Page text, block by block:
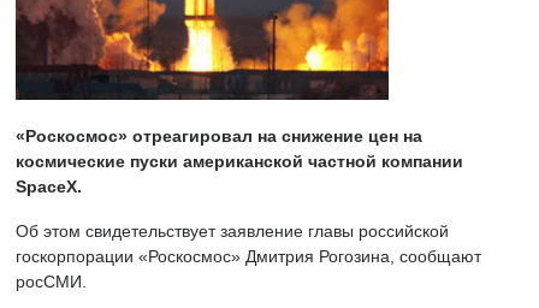
«Роскосмос» отреагировал на снижение цен на
космические пуски американской частной компании
SpaceX.
Об этом свидетельствует заявление главы российской
госкорпорации «Роскосмос» Дмитрия Рогозина, сообщают
росСМИ.